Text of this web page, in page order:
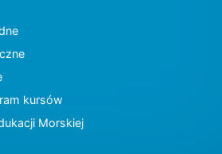
kursów
Morskiej